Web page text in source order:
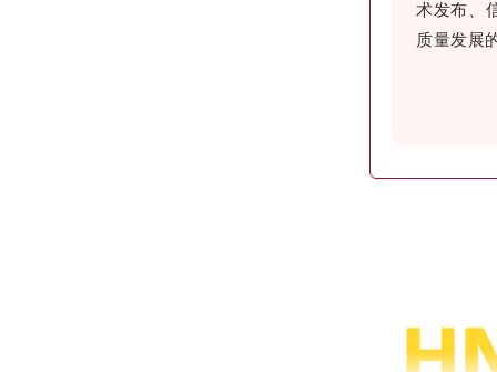
术发布、
质量发展